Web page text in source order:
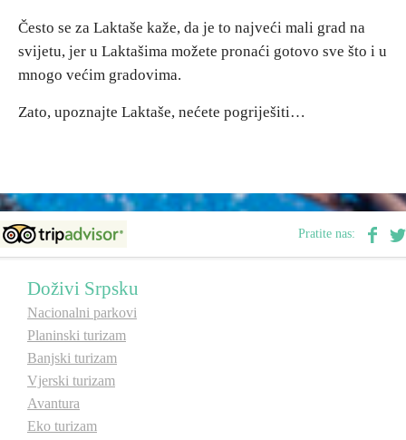
Često se za Laktaše kaže, da je to najveći mali grad na
svijetu, jer u Laktašima možete pronaći gotovo sve što i u
mnogo većim gradovima.
Zato, upoznajte Laktaše, nećete pogriješiti…
Pratite nas:
Doživi Srpsku
Nacionalni parkovi
Planinski turizam
Banjski turizam
Vjerski turizam
Avantura
Eko turizam